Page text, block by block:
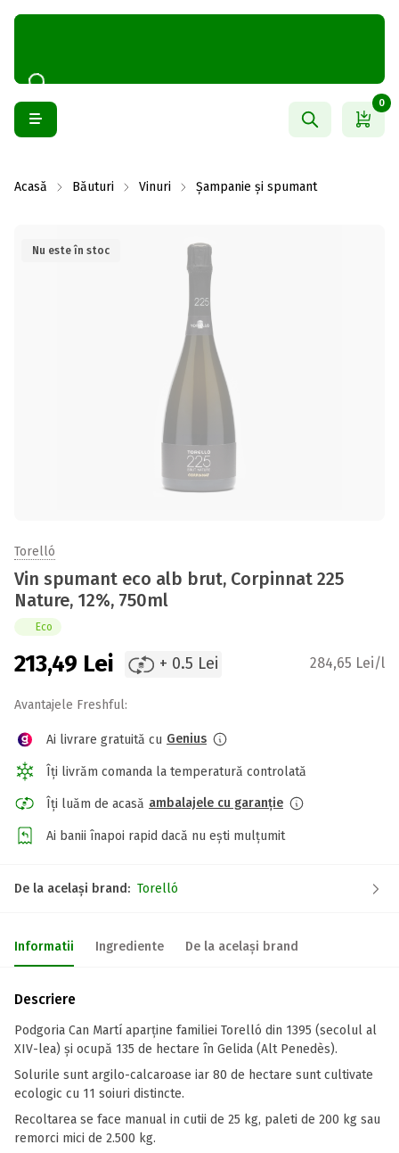
0
Acasă Băuturi Vinuri Șampanie și spumant
Nu este în stoc
Torelló
Vin spumant eco alb brut, Corpinnat 225
Nature, 12%, 750ml
Eco
213,49 Lei + 0.5 Lei 284,65 Lei/l
Avantajele Freshful:
Ai livrare gratuită cu Genius
Îți livrăm comanda la temperatură controlată
Îți luăm de acasă ambalajele cu garanție
Ai banii înapoi rapid dacă nu ești mulțumit
De la același brand: Torelló
Informatii Ingrediente De la același brand
Descriere
Podgoria Can Martí aparține familiei Torelló din 1395 (secolul al
XIV-lea) și ocupă 135 de hectare în Gelida (Alt Penedès).
Solurile sunt argilo-calcaroase iar 80 de hectare sunt cultivate
ecologic cu 11 soiuri distincte.
Recoltarea se face manual in cutii de 25 kg, paleti de 200 kg sau
remorci mici de 2.500 kg.